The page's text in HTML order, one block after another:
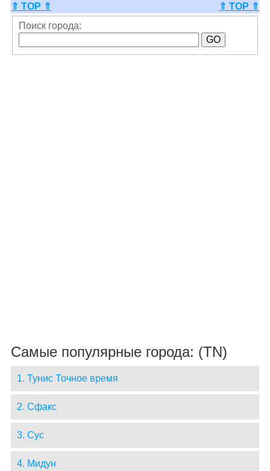
⇑ TOP ⇑
⇑ TOP ⇑
Поиск города:
Самые популярные города: (TN)
1. Тунис Точное время
2. Сфакс
3. Сус
4. Мидун